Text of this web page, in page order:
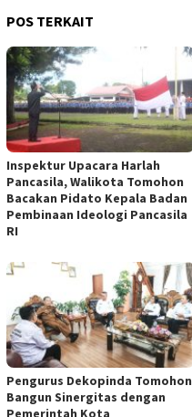
POS TERKAIT
Inspektur Upacara Harlah
Pancasila, Walikota Tomohon
Bacakan Pidato Kepala Badan
Pembinaan Ideologi Pancasila
RI
Pengurus Dekopinda Tomohon
Bangun Sinergitas dengan
Pemerintah Kota